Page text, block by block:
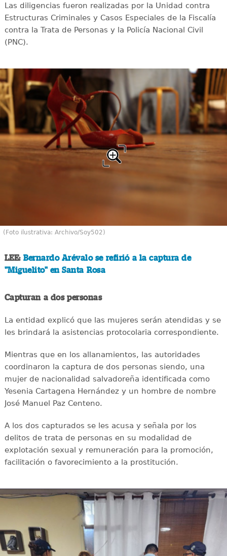
Las diligencias fueron realizadas por la Unidad contra
Estructuras Criminales y Casos Especiales de la Fiscalía
contra la Trata de Personas y la Policía Nacional Civil
(PNC).
(Foto ilustrativa: Archivo/Soy502)
LEE: Bernardo Arévalo se refirió a la captura de
"Miguelito" en Santa Rosa
Capturan a dos personas
La entidad explicó que las mujeres serán atendidas y se
les brindará la asistencias protocolaria correspondiente.
Mientras que en los allanamientos, las autoridades
coordinaron la captura de dos personas siendo, una
mujer de nacionalidad salvadoreña identificada como
Yesenia Cartagena Hernández y un hombre de nombre
José Manuel Paz Centeno.
A los dos capturados se les acusa y señala por los
delitos de trata de personas en su modalidad de
explotación sexual y remuneración para la promoción,
facilitación o favorecimiento a la prostitución.